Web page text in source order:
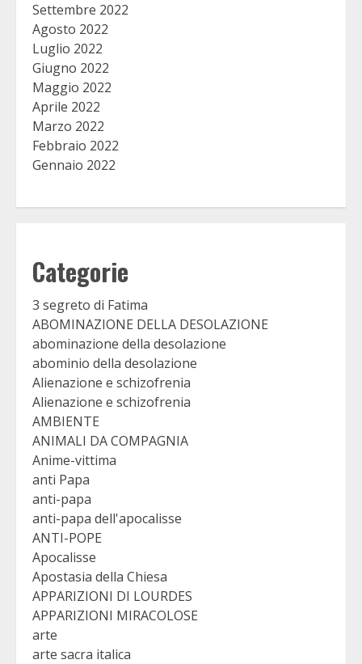
Settembre 2022
Agosto 2022
Luglio 2022
Giugno 2022
Maggio 2022
Aprile 2022
Marzo 2022
Febbraio 2022
Gennaio 2022
Categorie
3 segreto di Fatima
ABOMINAZIONE DELLA DESOLAZIONE
abominazione della desolazione
abominio della desolazione
Alienazione e schizofrenia
Alienazione e schizofrenia
AMBIENTE
ANIMALI DA COMPAGNIA
Anime-vittima
anti Papa
anti-papa
anti-papa dell'apocalisse
ANTI-POPE
Apocalisse
Apostasia della Chiesa
APPARIZIONI DI LOURDES
APPARIZIONI MIRACOLOSE
arte
arte sacra italica